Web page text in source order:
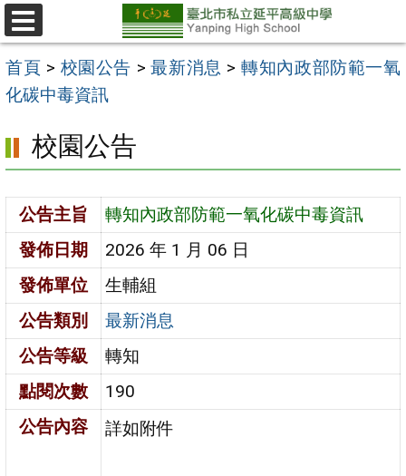
跳
至
主
要
區
選
單
首頁 > 校園公告 >最新消息 > 轉知內政部防範一氧
化碳中毒資訊
校園公告
公告主旨
轉知內政部防範一氧化碳中毒資訊
發佈日期
2026 年 1 月 06 日
發佈單位
生輔組
公告類別
最新消息
公告等級
轉知
點閱次數
190
公告內容
詳如附件